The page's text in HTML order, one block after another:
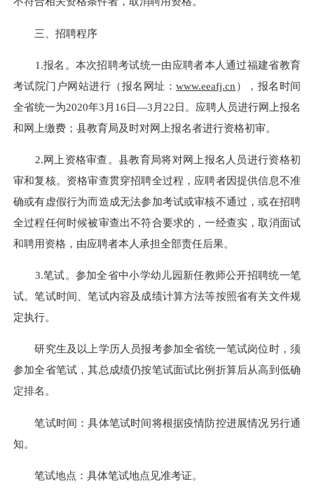
三、招聘程序
1.报名。 本次招聘考试统一由应聘者本人通过福建省教育
考试院门户网站进行（报名网址：www.eeafj.cn ），报名时间
全省统一为2020年3 月 16日—3 月 22日。 应聘人员进行网上报名
和网上缴费；县教育局及时对网上报名者进行资格初审。
2.网上资格审查。县教育局将对网上报名人员进行资格初
审和复核。资格审查贯穿招聘全过程，应聘者因提供信息不准
确或有虚假行为而造成无法参加考试或审核不通过，或在招聘
全过程任何时候被审查出不符合要求的，一经查实，取消面试
和聘用资格，由应聘者本人承担全部责任后果。
3.笔试。 参加全省中小学幼儿园新任教师公开招聘统一笔
试。笔试时间、笔试内容及成绩计算方法等按照省有关文件规
定执行。
研究生及以上学历人员报考参加全省统一笔试岗位时，须
参加全省笔试，其总成绩仍按笔试面试比例折算后从高到低确
定排名。
笔试时间：具体笔试时间将根据疫情防控进展情况另行通
知。
笔试地点：具体笔试地点见准考证。